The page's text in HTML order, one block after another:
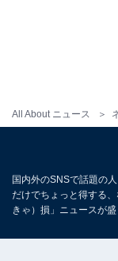
All About ニュース
国内外のSNSで話題の
だけでちょっと得する
きゃ）損」ニュースが盛